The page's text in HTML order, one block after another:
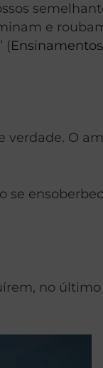
e
(
verdade. O
se
no